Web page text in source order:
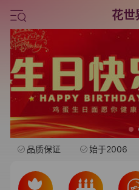
水果礼盒
旺仔
花世
品质保证 始于2006